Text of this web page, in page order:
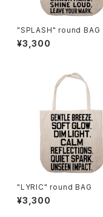
"SPLASH" round BAG
¥3,300
"LYRIC" round BAG
¥3,300